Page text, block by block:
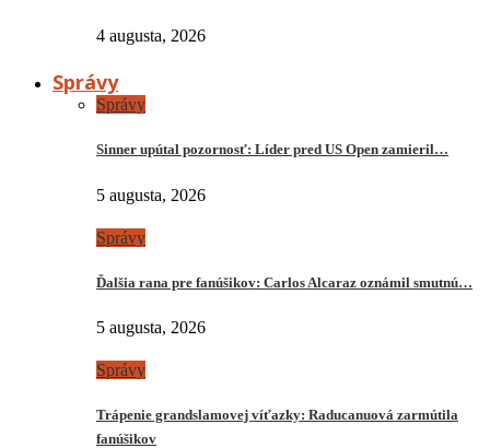
4 augusta, 2026
Správy
Správy
Sinner upútal pozornosť: Líder pred US Open zamieril…
5 augusta, 2026
Správy
Ďalšia rana pre fanúšikov: Carlos Alcaraz oznámil smutnú…
5 augusta, 2026
Správy
Trápenie grandslamovej víťazky: Raducanuová zarmútila
fanúšikov